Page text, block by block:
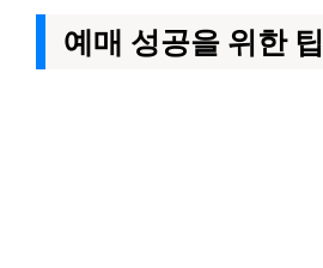
예매 성공을 위한 팁